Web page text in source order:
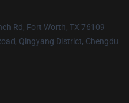
Rd, Fort Worth, TX 76109
Qingyang District, Chengdu